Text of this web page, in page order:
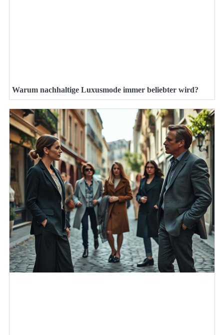
Warum nachhaltige Luxusmode immer beliebter wird?